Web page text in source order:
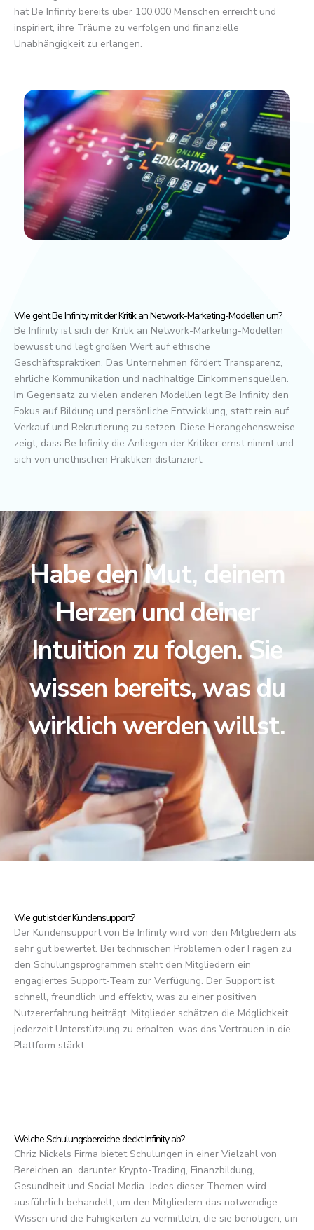
hat Be Infinity bereits über 100.000 Menschen erreicht und
inspiriert, ihre Träume zu verfolgen und finanzielle
Unabhängigkeit zu erlangen.
Wie geht Be Infinity mit der Kritik an Network-Marketing-Modellen um?
Be Infinity ist sich der Kritik an Network-Marketing-Modellen
bewusst und legt großen Wert auf ethische
Geschäftspraktiken. Das Unternehmen fördert Transparenz,
ehrliche Kommunikation und nachhaltige Einkommensquellen.
Im Gegensatz zu vielen anderen Modellen legt Be Infinity den
Fokus auf Bildung und persönliche Entwicklung, statt rein auf
Verkauf und Rekrutierung zu setzen. Diese Herangehensweise
zeigt, dass Be Infinity die Anliegen der Kritiker ernst nimmt und
sich von unethischen Praktiken distanziert.
Habe den Mut, deinem
Herzen und deiner
Intuition zu folgen. Sie
wissen bereits, was du
wirklich werden willst.
Wie gut ist der Kundensupport?
Der Kundensupport von Be Infinity wird von den Mitgliedern als
sehr gut bewertet. Bei technischen Problemen oder Fragen zu
den Schulungsprogrammen steht den Mitgliedern ein
engagiertes Support-Team zur Verfügung. Der Support ist
schnell, freundlich und effektiv, was zu einer positiven
Nutzererfahrung beiträgt. Mitglieder schätzen die Möglichkeit,
jederzeit Unterstützung zu erhalten, was das Vertrauen in die
Plattform stärkt.
Welche Schulungsbereiche deckt Infinity ab?
Chriz Nickels Firma bietet Schulungen in einer Vielzahl von
Bereichen an, darunter Krypto-Trading, Finanzbildung,
Gesundheit und Social Media. Jedes dieser Themen wird
ausführlich behandelt, um den Mitgliedern das notwendige
Wissen und die Fähigkeiten zu vermitteln, die sie benötigen, um